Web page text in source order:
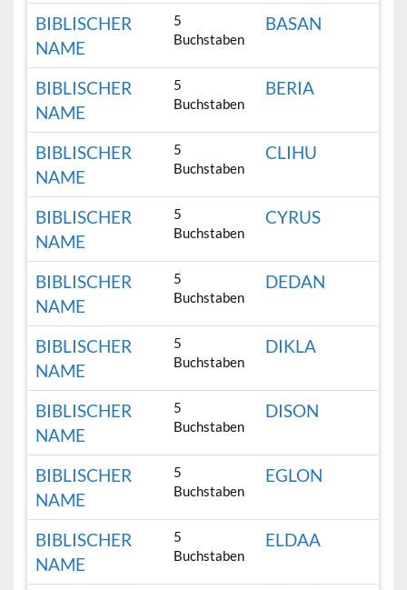
BIBLISCHER
NAME
5
Buchstaben
BASAN
BIBLISCHER
NAME
5
Buchstaben
BERIA
BIBLISCHER
NAME
5
Buchstaben
CLIHU
BIBLISCHER
NAME
5
Buchstaben
CYRUS
BIBLISCHER
NAME
5
Buchstaben
DEDAN
BIBLISCHER
NAME
5
Buchstaben
DIKLA
BIBLISCHER
NAME
5
Buchstaben
DISON
BIBLISCHER
NAME
5
Buchstaben
EGLON
BIBLISCHER
NAME
5
Buchstaben
ELDAA